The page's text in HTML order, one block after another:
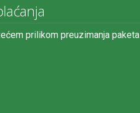
prilikom preuzimanja paketa